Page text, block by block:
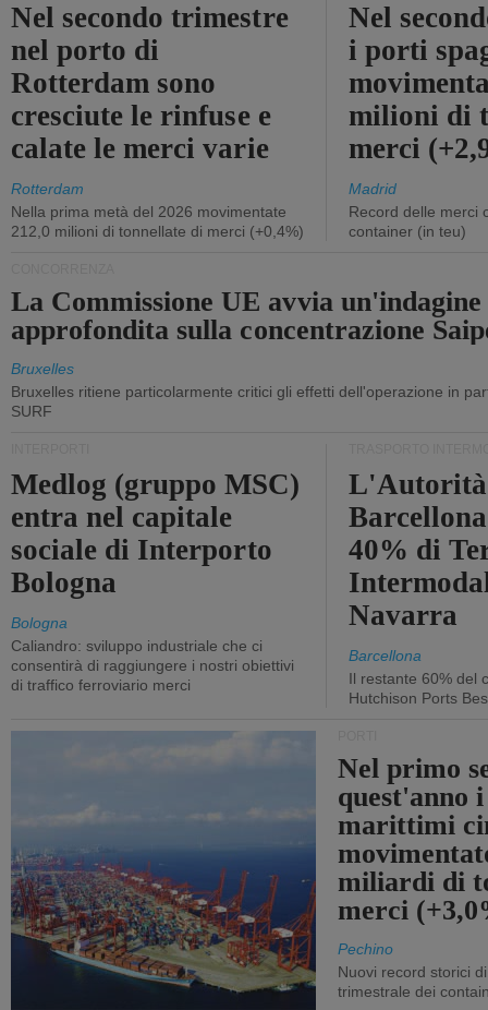
Nel secondo trimestre
nel porto di
Rotterdam sono
cresciute le rinfuse e
calate le merci varie
Rotterdam
Nella prima metà del 2026 movimentate
212,0 milioni di tonnellate di merci (+0,4%)
Nel
i porti
milioni di
merci
Madrid
Record delle merci
container (in teu)
La Commissione UE avvia un'indagine
approfondita sulla concentrazione
Bruxelles
Bruxelles ritiene particolarmente critici gli effetti dell'operazione in
SURF
Medlog (gruppo MSC)
entra nel capitale
sociale di Interporto
Bologna
Bologna
Caliandro: sviluppo industriale che ci
consentirà di raggiungere i nostri obiettivi
di traffico ferroviario merci
40% di
Navarra
Barcellona
Il restante 60% del
Hutchison Ports
Nel primo
quest'anno
marittimi
miliardi di
merci
Pechino
Nuovi record storici
trimestrale dei